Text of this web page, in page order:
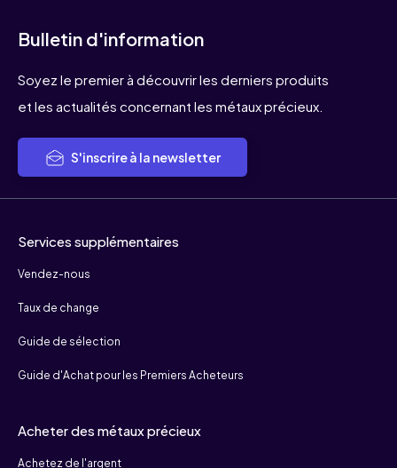
Bulletin d'information
Soyez le premier à découvrir les derniers produits
et les actualités concernant les métaux précieux.
S'inscrire à la newsletter
Services supplémentaires
Vendez-nous
Taux de change
Guide de sélection
Guide d'Achat pour les Premiers Acheteurs
Acheter des métaux précieux
Achetez de l'argent